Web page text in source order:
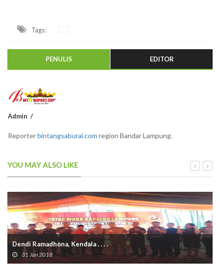
Tags:
PENULIS EDITOR
Admin
Reporterbintangsaburai.com region Bandar Lampung.
YOU MAY ALSO LIKE
Dendi Ramadhona, Kendala . . . .
31 Jan 2018